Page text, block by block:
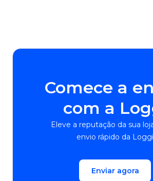
Comece a
com a
Eleve a reputação da sua
envio rápido da Loggi
Enviar agora